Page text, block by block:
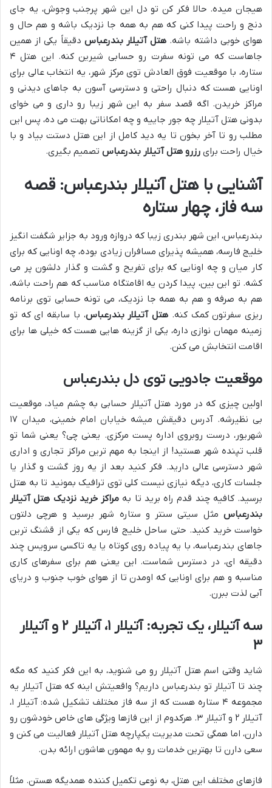
هیجان میده. حالا فکر کن تو دل این شهر پرجنب وجوش، یه جای
دنج و راحت پیدا کنی که هم به همه جا نزدیک باشه و هم حال و
هوای خوبی داشته باشه. هتل آتیلار بندرعباس دقیقاً یکی از همین
جاهاست که می تونه سفرت رو حسابی شیرین کنه. این هتل ۴
ستاره، با موقعیت فوق العادش توی مرکز شهر، یه انتخاب عالی برای
اونایی هست که دنبال راحتی و دسترسی آسون به جاهای دیدنی و
مراکز خریدن. اگه قصد سفر به این شهر زیبا رو داری و می خوای
بدونی هتل آتیلار چه جور جاییه و چه امکاناتی بهت می ده، پس این
مطلب رو تا آخر بخون تا یه دید کامل از این هتل دستت بیاد و با
خیال راحت برای رزرو هتل آتیلار بندرعباس تصمیم بگیری.
آشنایی با هتل آتیلار بندرعباس: قصه
سه فاز، چهار ستاره
بندرعباس، این شهر بندری زیبا که دروازه ورود به جزایر شگفت انگیز
خلیج فارسه، همیشه پذیرای مسافران زیادی بوده، چه اونایی که برای
کار میان و چه اونایی که برای تفریح و گشت و گذار دلشون پر می
کشه. تو این بین، پیدا کردن یه اقامتگاه مناسب که هم راحت باشه،
هم به صرفه و هم به همه جا نزدیک، می تونه حسابی توی برنامه
ریزی سفرتون کمک کنه. هتل آتیلار بندرعباس، با سابقه ای که تو
زمینه مهمان نوازی داره، یکی از گزینه هایی هست که خیلی ها برای
اقامت انتخابش می کنن.
موقعیت جادویی توی دل بندرعباس
اولین چیزی که در مورد هتل آتیلار حسابی به چشم میاد، موقعیت
بی نظیرشه. آدرس دقیقش میشه خیابان امام خمینی، میدان ۱۷
شهریور، درست روبروی اداره پست مرکزی. یعنی چی؟ یعنی شما تو
قلب تپنده شهر هستید! از اینجا به مهم ترین مراکز تجاری و اداری
شهر دسترسی عالی دارید. فکر کنید بعد از یه روز گشت و گذار یا
جلسات کاری، دیگه نیازی نیست کلی توی ترافیک بمونید تا به هتل
برسید. کافیه چند قدم راه برید تا به مراکز خرید نزدیک هتل آتیلار
بندرعباس مثل سیتی سنتر و ستاره شهر برسید و هرچی دلتون
خواست خرید کنید. حتی ساحل خلیج فارس که یکی از قشنگ ترین
جاهای بندرعباسه، با یه پیاده روی کوتاه یا یه تاکسی سرویس چند
دقیقه ای، در دسترس شماست. این یعنی هم برای سفرهای کاری
مناسبه و هم برای اونایی که اومدن تا از هوای خوب جنوب و دریای
آبی لذت ببرن.
سه آتیلار، یک تجربه: آتیلار ۱، آتیلار ۲ و آتیلار
۳
شاید وقتی اسم هتل آتیلار رو می شنوید، به این فکر کنید که مگه
چند تا آتیلار تو بندرعباس داریم؟ واقعیتش اینه که هتل آتیلار یه
مجموعه ۴ ستاره هست که از سه فاز مختلف تشکیل شده: آتیلار ۱،
آتیلار ۲ و آتیلار ۳. هرکدوم از این فازها ویژگی های خاص خودشون رو
دارن، اما همگی تحت مدیریت یکپارچه هتل آتیلار فعالیت می کنن و
سعی دارن تا بهترین خدمات رو به مهمون هاشون ارائه بدن.
فازهای مختلف این هتل، به نوعی تکمیل کننده همدیگه هستن. مثلاً